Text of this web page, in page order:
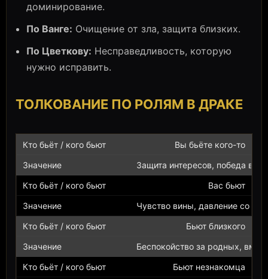
доминирование.
По Ванге: Очищение от зла, защита близких.
По Цветкову: Несправедливость, которую
нужно исправить.
ТОЛКОВАНИЕ ПО РОЛЯМ В ДРАКЕ
Вы бьёте кого-то
Защита интересов, победа в
Вас бьют
Чувство вины, давление со
Бьют близкого
Беспокойство за родных,
Бьют незнакомца